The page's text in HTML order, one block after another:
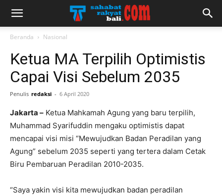
Beranda Nasional
Ketua MA Terpilih Optimistis
Capai Visi Sebelum 2035
Penulis redaksi - 6 April 2020
Jakarta – Ketua Mahkamah Agung yang baru terpilih,
Muhammad Syarifuddin mengaku optimistis dapat
mencapai visi misi “Mewujudkan Badan Peradilan yang
Agung” sebelum 2035 seperti yang tertera dalam Cetak
Biru Pembaruan Peradilan 2010-2035.
“Saya yakin visi kita mewujudkan badan peradilan